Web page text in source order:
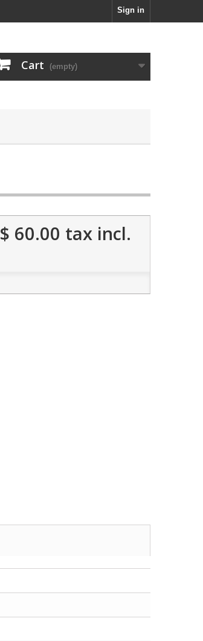
Sign in
Cart (empty)
$ 60.00 tax incl.